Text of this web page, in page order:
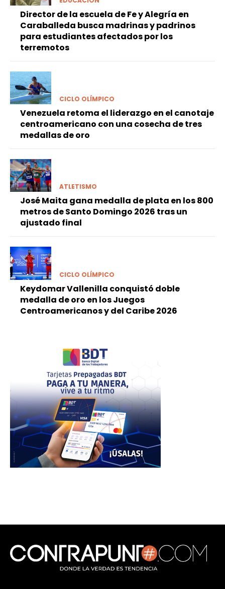
Director de la escuela de Fe y Alegría en
Caraballeda busca madrinas y padrinos
para estudiantes afectados por los
terremotos
CICLO OLÍMPICO
Venezuela retoma el liderazgo en el canotaje
centroamericano con una cosecha de tres
medallas de oro
ATLETISMO
José Maita gana medalla de plata en los 800
metros de Santo Domingo 2026 tras un
ajustado final
CICLO OLÍMPICO
Keydomar Vallenilla conquistó doble
medalla de oro en los Juegos
Centroamericanos y del Caribe 2026